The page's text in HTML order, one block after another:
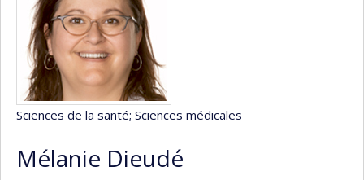
Sciences de la santé; Sciences médicales
Mélanie Dieudé